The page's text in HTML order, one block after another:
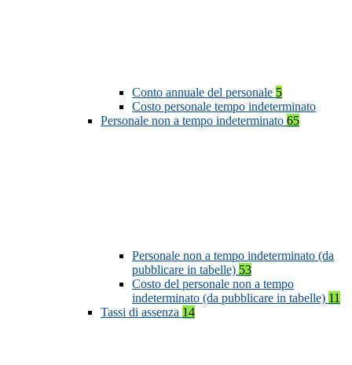
Conto annuale del personale 5
Costo personale tempo indeterminato
Personale non a tempo indeterminato 65
Personale non a tempo indeterminato (da
pubblicare in tabelle) 53
Costo del personale non a tempo
indeterminato (da pubblicare in tabelle) 11
Tassi di assenza 14